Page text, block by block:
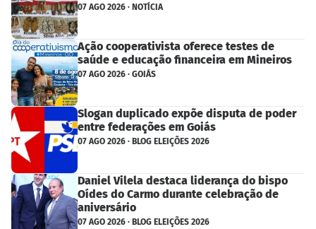
07 AGO 2026 · NOTÍCIA
Ação cooperativista oferece testes de
saúde e educação financeira em Mineiros
07 AGO 2026 · GOIÁS
Slogan duplicado expõe disputa de poder
entre federações em Goiás
07 AGO 2026 · BLOG ELEIÇÕES 2026
Daniel Vilela destaca liderança do bispo
Oídes do Carmo durante celebração de
aniversário
07 AGO 2026 · BLOG ELEIÇÕES 2026